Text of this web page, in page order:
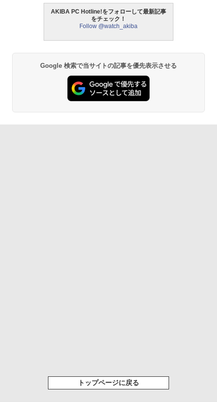
AKIBA PC Hotline!をフォローして最新記事
をチェック！
Follow @watch_akiba
Google 検索で当サイトの記事を優先表示させる
トップページに戻る